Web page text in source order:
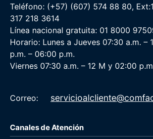
Teléfono: (+57) (607) 574 88 80,
317 218 3614
Línea nacional gratuita: 01 8000
Horario: Lunes a Jueves 07:30 a.m. –
p.m. – 06:00 p.m.
Viernes 07:30 a.m. – 12 M y 02:00
Correo:
Canales de Atención